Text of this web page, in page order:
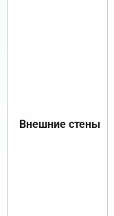
Внешние стены